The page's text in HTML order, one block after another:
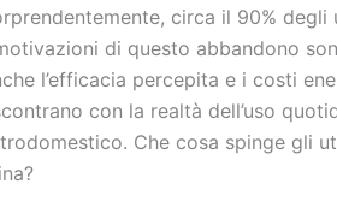
circa il 90% degli
di questo abbandono
l’efficacia percepita e i costi
con la realtà dell’uso
Che cosa spinge gli